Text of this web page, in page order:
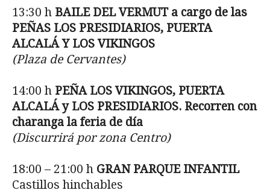
13:30 h BAILE DEL VERMUT a cargo de las
PEÑAS LOS PRESIDIARIOS, PUERTA
ALCALÁ Y LOS VIKINGOS
(Plaza de Cervantes)
14:00 h PEÑA LOS VIKINGOS, PUERTA
ALCALÁ y LOS PRESIDIARIOS. Recorren con
charanga la feria de día
(Discurrirá por zona Centro)
18:00 – 21:00 h GRAN PARQUE INFANTIL
Castillos hinchables